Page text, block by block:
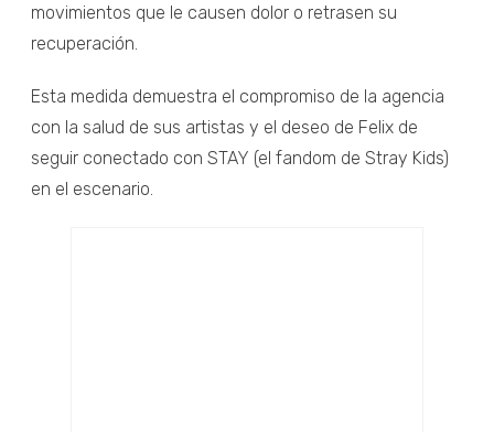
movimientos que le causen dolor o retrasen su
recuperación.
Esta medida demuestra el compromiso de la agencia
con la salud de sus artistas y el deseo de Felix de
seguir conectado con STAY (el fandom de Stray Kids)
en el escenario.